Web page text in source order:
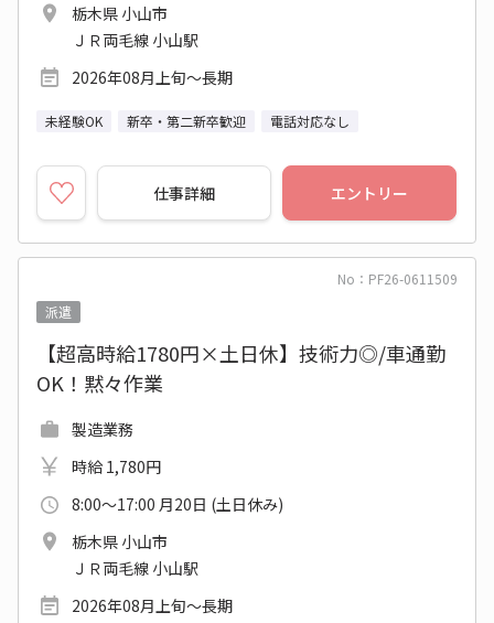
栃木県 小山市
ＪＲ両毛線 小山駅
2026年08月上旬～長期
未経験OK 新卒・第二新卒歓迎 電話対応なし
仕事詳細 エントリー
No：PF26-0611509
派遣
【超高時給1780円×土日休】技術力◎/車通勤
OK！黙々作業
製造業務
時給 1,780円
8:00～17:00 月20日 (土日休み)
栃木県 小山市
ＪＲ両毛線 小山駅
2026年08月上旬～長期